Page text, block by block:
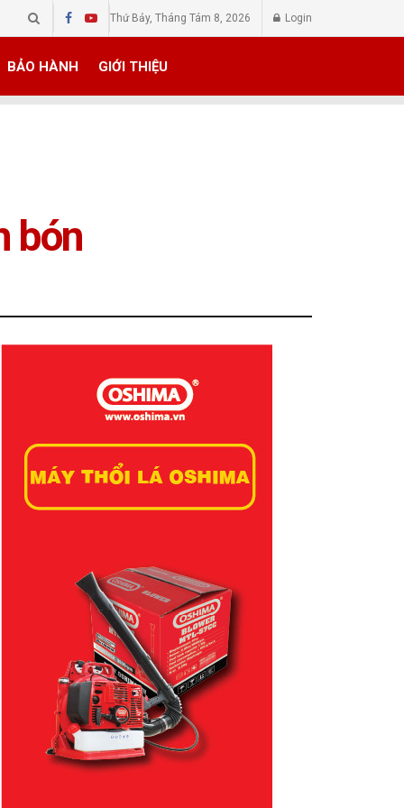
Thứ Bảy, Tháng Tám 8, 2026 Login
BẢO HÀNH GIỚI THIỆU
bón